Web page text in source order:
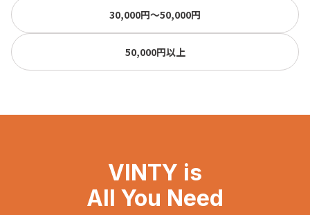
30,000円〜50,000円
50,000円以上
VINTY is
All You Need